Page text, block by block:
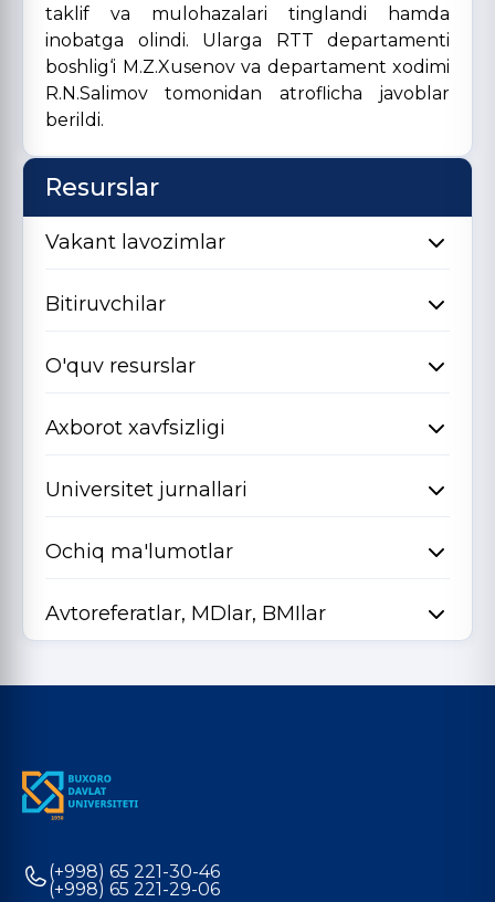
taklif va mulohazalari tinglandi hamda
inobatga olindi. Ularga RTT departamenti
boshlig‘i M.Z.Xusenov va departament xodimi
R.N.Salimov tomonidan atroflicha javoblar
berildi.
Resurslar
Vakant lavozimlar
Bitiruvchilar
O'quv resurslar
Axborot xavfsizligi
Universitet jurnallari
Ochiq ma'lumotlar
Avtoreferatlar, MDlar, BMIlar
(+998) 65 221-30-46
(+998) 65 221-29-06